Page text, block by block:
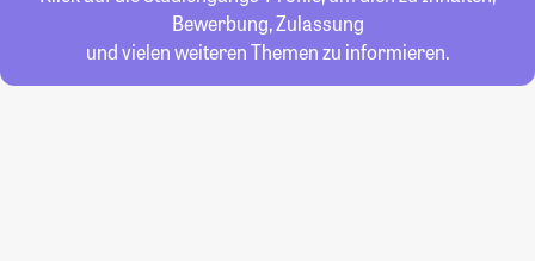
Bewerbung, Zulassung
und vielen weiteren Themen zu informieren.